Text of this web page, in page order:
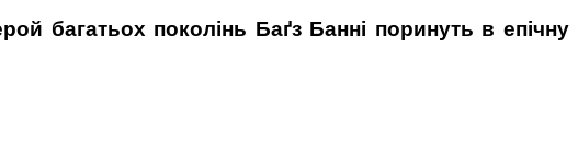
багатьох поколінь Баґз Банні поринуть в епічну